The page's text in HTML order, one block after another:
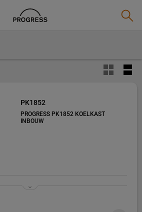
PK1852
PROGRESS PK1852 KOELKAST
INBOUW